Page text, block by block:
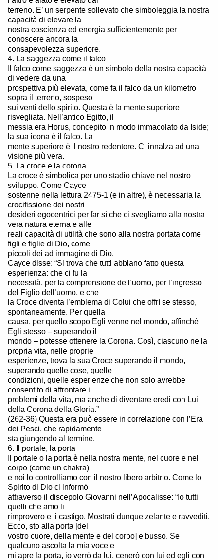
terreno. E’ un serpente sollevato che simboleggia la nostra
capacità di elevare la
nostra coscienza ed energia sufficientemente per
conoscere ancora la
consapevolezza superiore.
4. La saggezza come il falco
Il falco come saggezza è un simbolo della nostra capacità
di vedere da una
prospettiva più elevata, come fa il falco da un kilometro
sopra il terreno, sospeso
sui venti dello spirito. Questa è la mente superiore
risvegliata. Nell’antico Egitto, il
messia era Horus, concepito in modo immacolato da Iside;
la sua icona è il falco. La
mente superiore è il nostro redentore. Ci innalza ad una
visione più vera.
5. La croce e la corona
La croce è simbolica per uno stadio chiave nel nostro
sviluppo. Come Cayce
sostenne nella lettura 2475-1 (e in altre), è necessaria la
crocifissione dei nostri
desideri egocentrici per far sì che ci svegliamo alla nostra
vera natura eterna e alle
reali capacità di utilità che sono alla nostra portata come
figli e figlie di Dio, come
piccoli dei ad immagine di Dio.
Cayce disse: “Si trova che tutti abbiano fatto questa
esperienza: che ci fu la
necessità, per la comprensione dell’uomo, per l’ingresso
del Figlio dell’uomo, e che
la Croce diventa l’emblema di Colui che offrì se stesso,
spontaneamente. Per quella
causa, per quello scopo Egli venne nel mondo, affinché
Egli stesso – superando il
mondo – potesse ottenere la Corona. Così, ciascuno nella
propria vita, nelle proprie
esperienze, trova la sua Croce superando il mondo,
superando quelle cose, quelle
condizioni, quelle esperienze che non solo avrebbe
consentito di affrontare i
problemi della vita, ma anche di diventare eredi con Lui
della Corona della Gloria.”
(262-36) Questa era può essere in correlazione con l’Era
dei Pesci, che rapidamente
sta giungendo al termine.
6. Il portale, la porta
Il portale o la porta è nella nostra mente, nel cuore e nel
corpo (come un chakra)
e noi lo controlliamo con il nostro libero arbitrio. Come lo
Spirito di Dio ci informò
attraverso il discepolo Giovanni nell’Apocalisse: “Io tutti
quelli che amo li
rimprovero e li castigo. Mostrati dunque zelante e ravvediti.
Ecco, sto alla porta [del
vostro cuore, della mente e del corpo] e busso. Se
qualcuno ascolta la mia voce e
mi apre la porta, io verrò da lui, cenerò con lui ed egli con